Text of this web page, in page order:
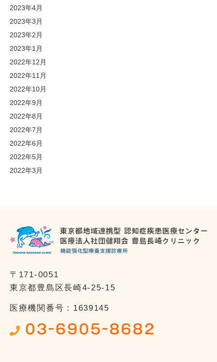
2023年4月
2023年3月
2023年2月
2023年1月
2022年12月
2022年11月
2022年10月
2022年9月
2022年8月
2022年7月
2022年6月
2022年5月
2022年3月
〒171-0051
東京都豊島区長崎4-25-15
医療機関番号：1639145
03-6905-8682